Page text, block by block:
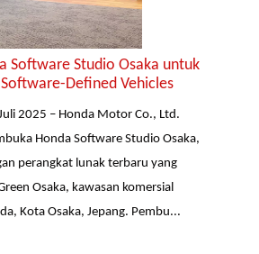
Software Studio Osaka untuk
Defined Vehicles
2025 – Honda Motor Co., Ltd.
Honda Software Studio Osaka,
perangkat lunak terbaru yang
Osaka, kawasan komersial
Kota Osaka, Jepang. Pembu...